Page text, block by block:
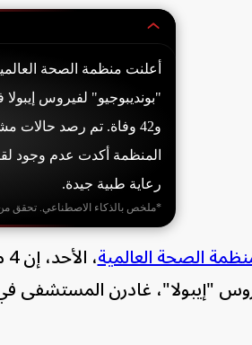
و42 وفاة. تم رصد حالات
المنظمة أكدت عدم وجود
رعاية طبية جيدة.
*ملخص بالذكاء الاصطناعي. تحقق
الصحة العالمية
"إيبولا"، غادرن المستشفى